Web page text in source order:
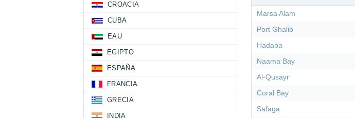
Marsa Alam
Port Ghalib
Hadaba
Naama Bay
Al-Qusayr
Coral Bay
Safaga
CROACIA
CUBA
EAU
EGIPTO
ESPAÑA
FRANCIA
GRECIA
INDIA